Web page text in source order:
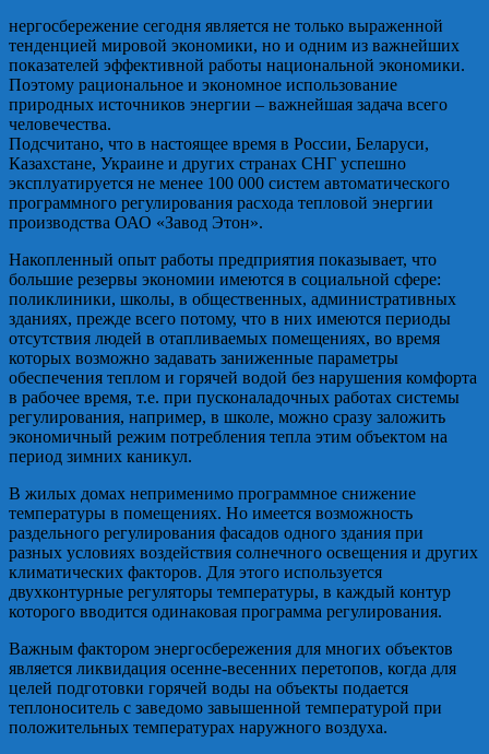
нергосбережение сегодня является не только выраженной
тенденцией мировой экономики, но и одним из важнейших
показателей эффективной работы национальной экономики.
Поэтому рациональное и экономное использование
природных источников энергии – важнейшая задача всего
человечества.
Подсчитано, что в настоящее время в России, Беларуси,
Казахстане, Украине и других странах СНГ успешно
эксплуатируется не менее 100 000 систем автоматического
программного регулирования расхода тепловой энергии
производства ОАО «Завод Этон».
Накопленный опыт работы предприятия показывает, что
большие резервы экономии имеются в социальной сфере:
поликлиники, школы, в общественных, административных
зданиях, прежде всего потому, что в них имеются периоды
отсутствия людей в отапливаемых помещениях, во время
которых возможно задавать заниженные параметры
обеспечения теплом и горячей водой без нарушения комфорта
в рабочее время, т.е. при пусконаладочных работах системы
регулирования, например, в школе, можно сразу заложить
экономичный режим потребления тепла этим объектом на
период зимних каникул.
В жилых домах неприменимо программное снижение
температуры в помещениях. Но имеется возможность
раздельного регулирования фасадов одного здания при
разных условиях воздействия солнечного освещения и других
климатических факторов. Для этого используется
двухконтурные регуляторы температуры, в каждый контур
которого вводится одинаковая программа регулирования.
Важным фактором энергосбережения для многих объектов
является ликвидация осенне-весенних перетопов, когда для
целей подготовки горячей воды на объекты подается
теплоноситель с заведомо завышенной температурой при
положительных температурах наружного воздуха.